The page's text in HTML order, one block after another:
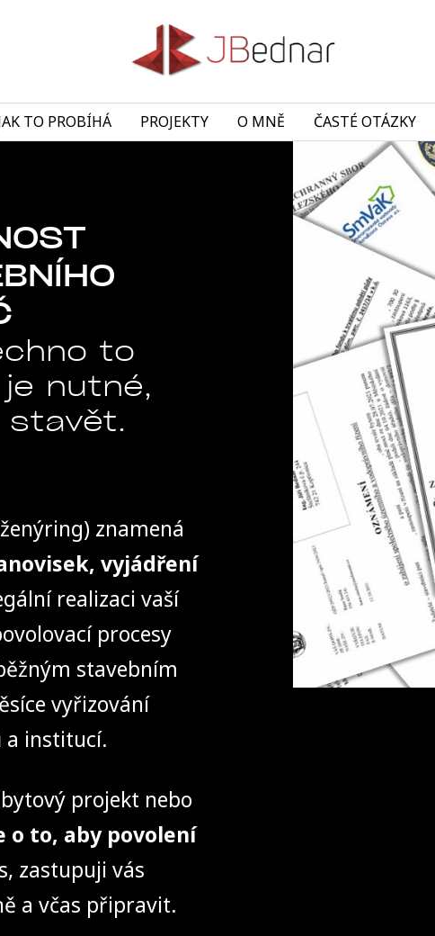
TO PROBÍHÁ PROJEKTY O MNĚ ČASTÉ OTÁZKY
to
nutné,
znamená
vyjádření
realizaci vaší
procesy
stavebním
vyřizování
a institucí.
projekt nebo
o to, aby povolení
zastupuji vás
a včas připravit.